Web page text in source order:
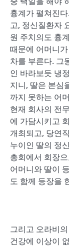
흉계가 펼쳐진
고, 정신질환자
원 주치의도 흉
때문에 어머니
차를 부른다. 그
인 바라보듯 냉
지니, 딸은 본심
까지 못하는 어
현재 회사의 전
에 가담시키고
개최되고, 당연
누이인 딸의 정
총회에서 회장
어머니와 딸이
도 함께 등장을
그리고 오라비
건강에 이상이